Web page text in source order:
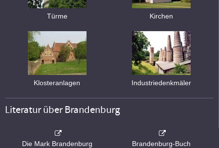
Türme Kirchen
Klosteranlagen Industriedenkmäler
Literatur über Brandenburg
Die Mark Brandenburg Brandenburg-Buch